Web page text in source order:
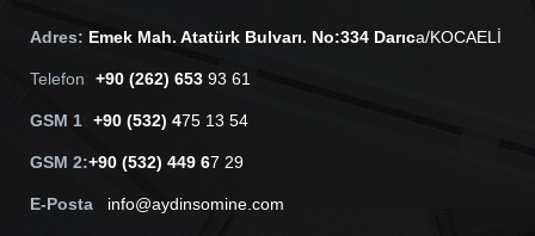
Adres: Emek Mah. Atatürk Bulvarı. No:334 Darıca/KOCAELİ
Telefon +90 (262) 653 93 61
GSM 1 +90 (532) 475 13 54
GSM 2:+90 (532) 449 67 29
E-Posta info@aydinsomine.com